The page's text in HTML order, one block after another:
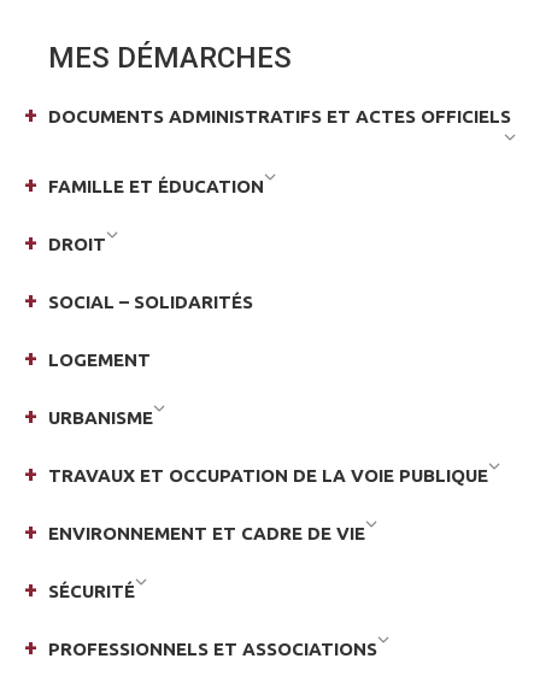
MES DÉMARCHES
DOCUMENTS ADMINISTRATIFS ET ACTES OFFICIELS
FAMILLE ET ÉDUCATION
DROIT
SOCIAL – SOLIDARITÉS
LOGEMENT
URBANISME
TRAVAUX ET OCCUPATION DE LA VOIE PUBLIQUE
ENVIRONNEMENT ET CADRE DE VIE
SÉCURITÉ
PROFESSIONNELS ET ASSOCIATIONS